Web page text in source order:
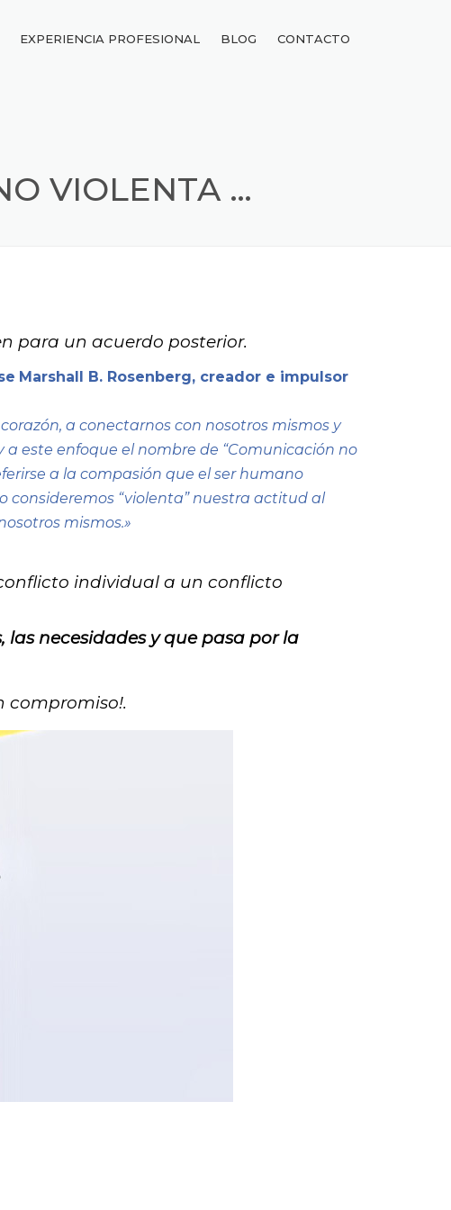
EXPERIENCIA PROFESIONAL BLOG CONTACTO
VIOLENTA …
para un acuerdo posterior.
Marshall B. Rosenberg, creador e impulsor
a conectarnos con nosotros mismos y
este enfoque el nombre de “Comunicación no
a la compasión que el ser humano
consideremos “violenta” nuestra actitud al
mismos.»
individual a un conflicto
las necesidades y que pasa por la
compromiso!.